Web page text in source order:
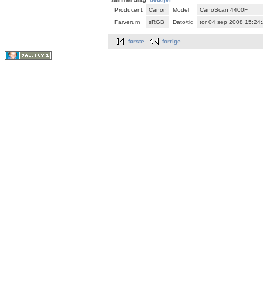
Producent
Canon Model
CanoScan 4400F
Farverum
sRGB Dato/tid tor 04 sep 2008
første forrige